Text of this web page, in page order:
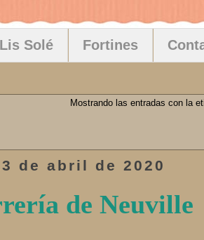
Lis Solé Fortines
Mostrando las entradas con la
de abril de 2020
de Neuville